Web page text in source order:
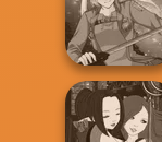
Roomies Blind
Date